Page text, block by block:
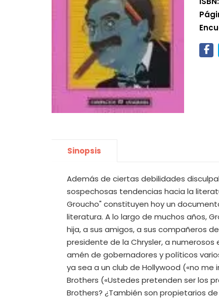
Sinopsis
Además de ciertas debilidades
sospechosas tendencias hacia la
Groucho" constituyen hoy un
literatura. A lo largo de muchos años,
hija, a sus amigos, a sus compañeros
presidente de la Chrysler, a numerosos
amén de gobernadores y políticos
ya sea a un club de Hollywood («no
Brothers («Ustedes pretenden ser los
Brothers? ¿También son propietarios